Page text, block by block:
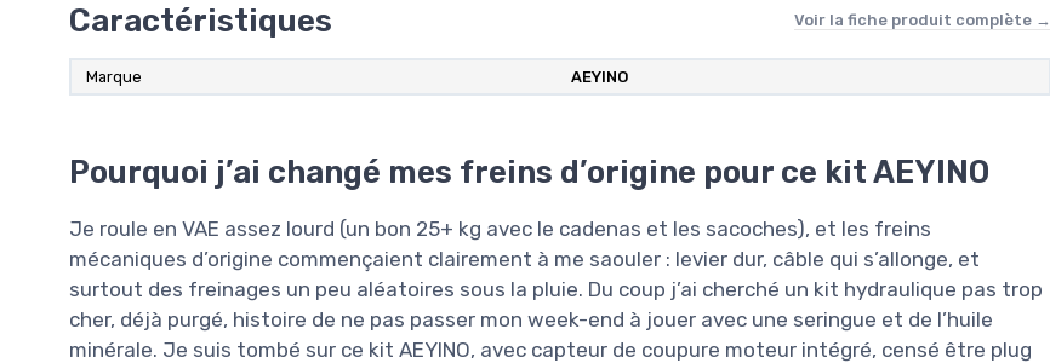
Caractéristiques Voir la fiche produit complète →
Marque ‎AEYINO
Pourquoi j’ai changé mes freins d’origine pour ce kit AEYINO
Je roule en VAE assez lourd (un bon 25+ kg avec le cadenas et les sacoches), et les freins
mécaniques d’origine commençaient clairement à me saouler : levier dur, câble qui s’allonge, et
surtout des freinages un peu aléatoires sous la pluie. Du coup j’ai cherché un kit hydraulique pas trop
cher, déjà purgé, histoire de ne pas passer mon week-end à jouer avec une seringue et de l’huile
minérale. Je suis tombé sur ce kit AEYINO, avec capteur de coupure moteur intégré, censé être plug